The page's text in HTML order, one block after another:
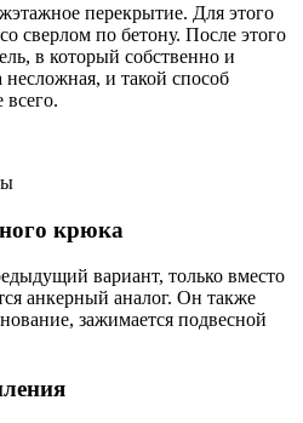
перекрытие. Для этого
сверлом по бетону. После этого
в который собственно и
несложная, и такой способ
всего.
крюка
вариант, только вместо
анкерный аналог. Он также
зажимается подвесной